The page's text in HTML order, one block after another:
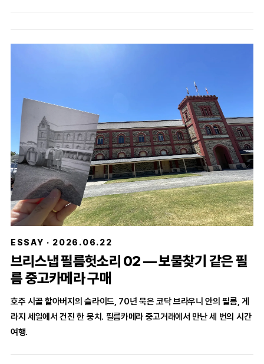
ESSAY · 2026.06.22
브리스냅 필름헛소리 02 — 보물찾기 같은 필
름 중고카메라 구매
호주 시골 할아버지의 슬라이드, 70년 묵은 코닥 브라우니 안의 필름, 게
라지 세일에서 건진 한 뭉치. 필름카메라 중고거래에서 만난 세 번의 시간
여행.